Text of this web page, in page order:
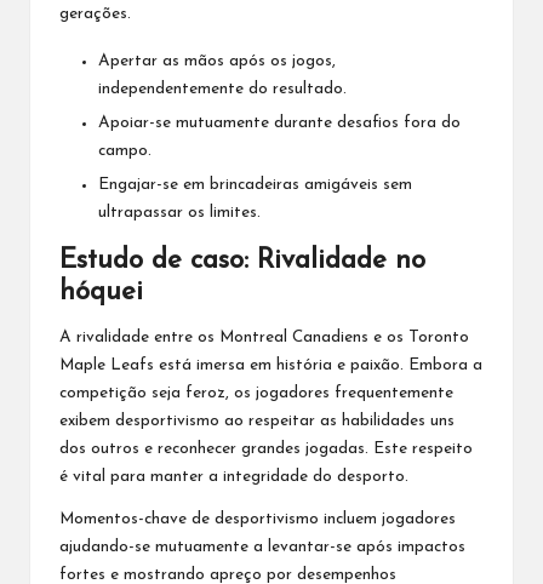
gerações.
Apertar as mãos após os jogos,
independentemente do resultado.
Apoiar-se mutuamente durante desafios fora do
campo.
Engajar-se em brincadeiras amigáveis sem
ultrapassar os limites.
Estudo de caso: Rivalidade no
hóquei
A rivalidade entre os Montreal Canadiens e os Toronto
Maple Leafs está imersa em história e paixão. Embora a
competição seja feroz, os jogadores frequentemente
exibem desportivismo ao respeitar as habilidades uns
dos outros e reconhecer grandes jogadas. Este respeito
é vital para manter a integridade do desporto.
Momentos-chave de desportivismo incluem jogadores
ajudando-se mutuamente a levantar-se após impactos
fortes e mostrando apreço por desempenhos